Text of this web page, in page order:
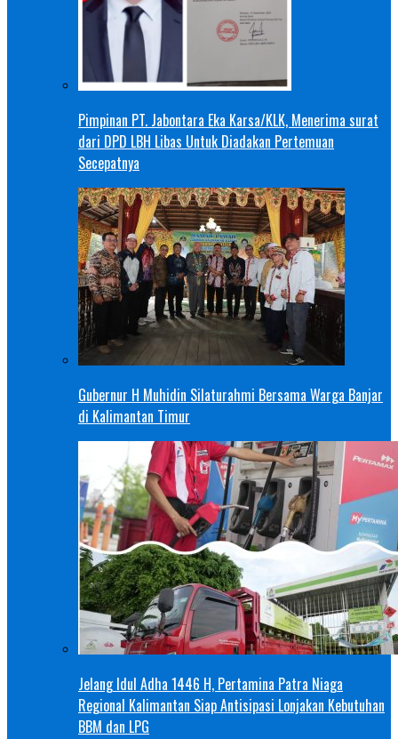
Pimpinan PT. Jabontara Eka Karsa/KLK, Menerima surat
dari DPD LBH Libas Untuk Diadakan Pertemuan
Secepatnya
Gubernur H Muhidin Silaturahmi Bersama Warga Banjar
di Kalimantan Timur
Jelang Idul Adha 1446 H, Pertamina Patra Niaga
Regional Kalimantan Siap Antisipasi Lonjakan Kebutuhan
BBM dan LPG